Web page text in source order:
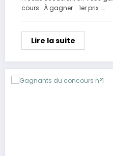
cours À gagner : 1er prix :…
Lire la suite